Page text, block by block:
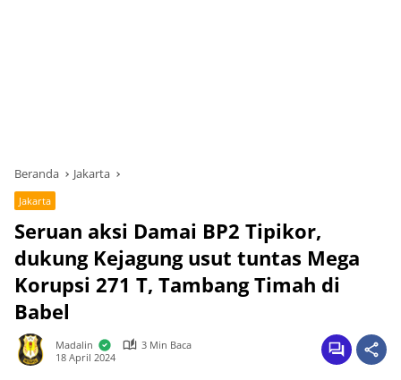
Beranda Jakarta
Jakarta
Seruan aksi Damai BP2 Tipikor,
dukung Kejagung usut tuntas Mega
Korupsi 271 T, Tambang Timah di
Babel
Madalin
3 Min Baca
18 April 2024